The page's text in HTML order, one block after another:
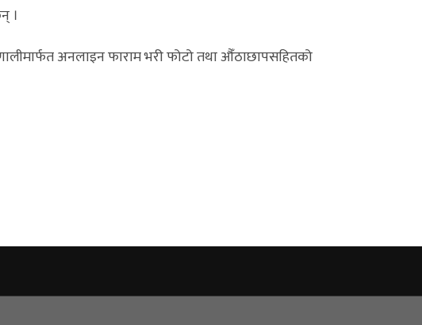
।
अनलाइन फाराम भरी फोटो तथा औँठाछापसहितको